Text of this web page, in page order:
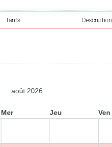
Tarifs Description
août 2026
Mer Jeu Ven